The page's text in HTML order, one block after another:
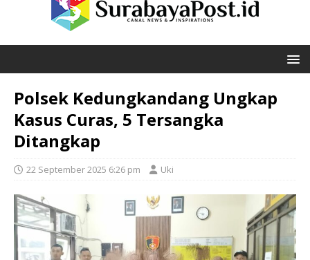
Polsek Kedungkandang Ungkap
Kasus Curas, 5 Tersangka
Ditangkap
22 September 2025 6:26 pm Uki